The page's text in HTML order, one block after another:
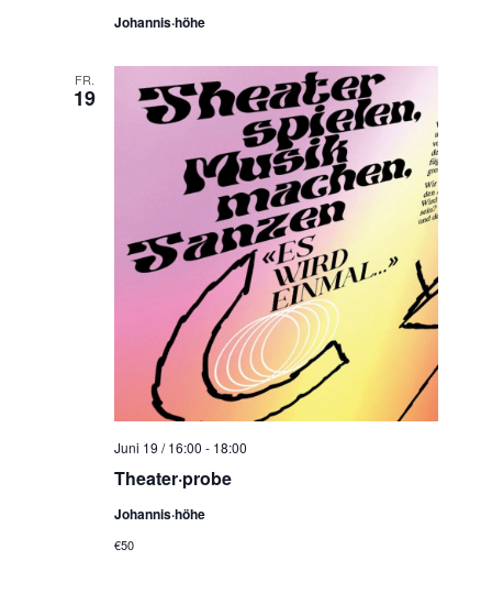
Johannis·höhe
FR.
19
Theater·probe
Juni 19 / 16:00 - 18:00
Johannis·höhe
€50